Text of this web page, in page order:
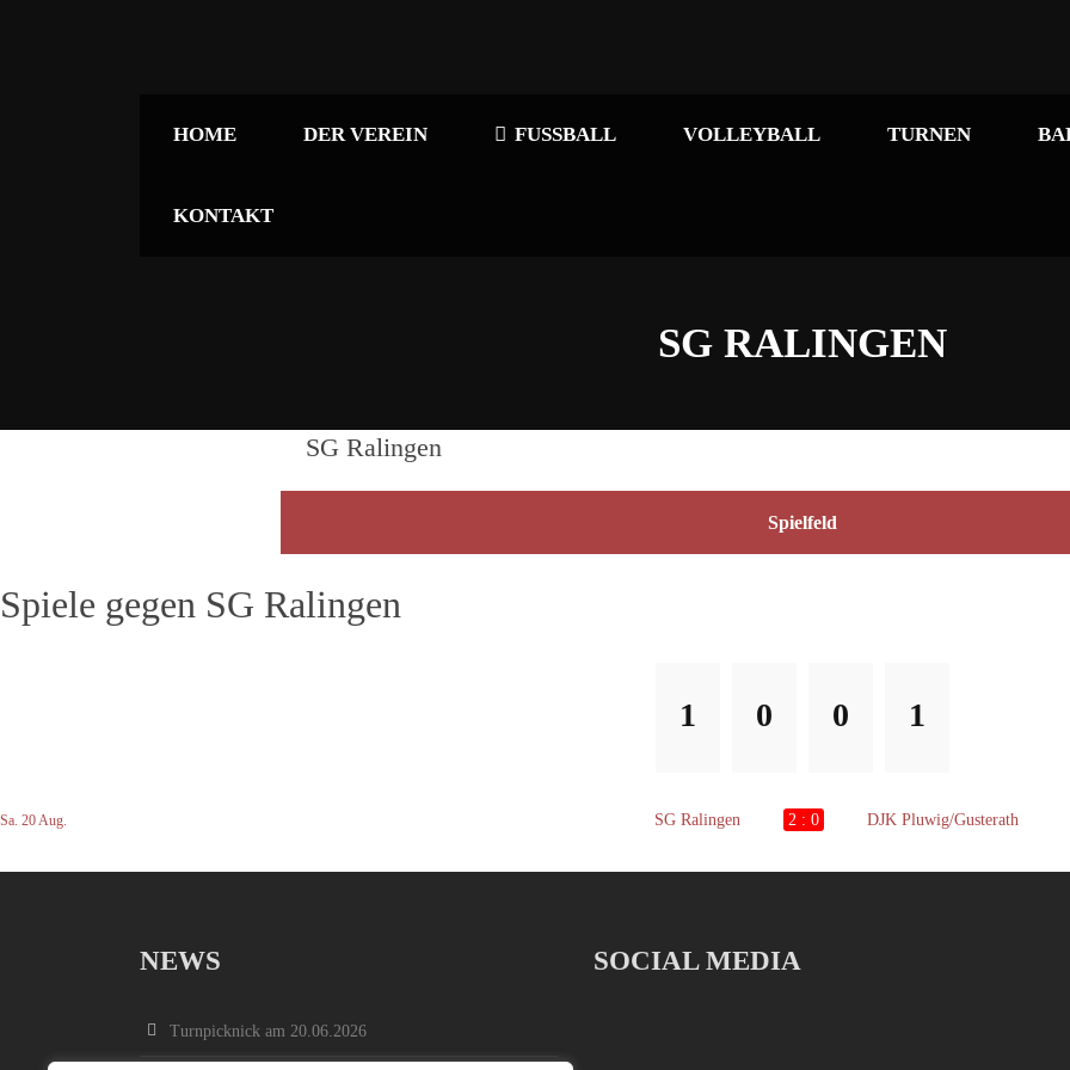
HOME DER VEREIN FUSSBALL VOLLEYBALL TURNEN
KONTAKT
SG RALINGEN
SG Ralingen
Spielfeld
Spiele gegen SG Ralingen
1 0 0 1
Sa. 20 Aug. SG Ralingen 2 : 0 DJK Pluwig/Gusterath
NEWS
Turnpicknick am 20.06.2026
SOCIAL MEDIA